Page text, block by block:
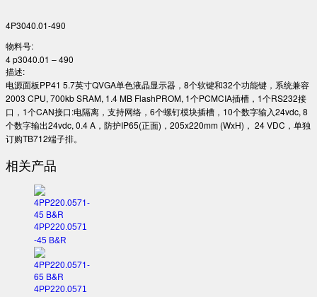
4P3040.01-490
物料号:
4 p3040.01 – 490
描述:
电源面板PP41 5.7英寸QVGA单色液晶显示器，8个软键和32个功能键，系统兼容
2003 CPU, 700kb SRAM, 1.4 MB FlashPROM, 1个PCMCIA插槽，1个RS232接
口，1个CAN接口:电隔离，支持网络，6个螺钉模块插槽，10个数字输入24vdc, 8
个数字输出24vdc, 0.4 A，防护IP65(正面)，205x220mm (WxH)， 24 VDC，单独
订购TB712端子排。
相关产品
4PP220.0571
-45 B&R
4PP220.0571